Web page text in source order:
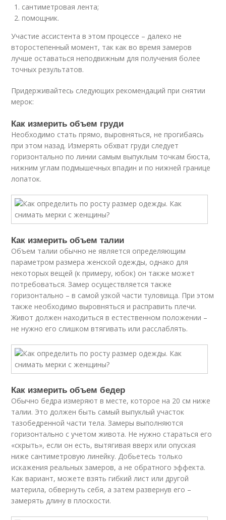
сантиметровая лента;
помощник.
Участие ассистента в этом процессе – далеко не
второстепенный момент, так как во время замеров
лучше оставаться неподвижным для получения более
точных результатов.
Придерживайтесь следующих рекомендаций при снятии
мерок:
Как измерить объем груди
Необходимо стать прямо, выровняться, не прогибаясь
при этом назад. Измерять обхват груди следует
горизонтально по линии самым выпуклым точкам бюста,
нижним углам подмышечных впадин и по нижней границе
лопаток.
Как измерить объем талии
Объем талии обычно не является определяющим
параметром размера женской одежды, однако для
некоторых вещей (к примеру, юбок) он также может
потребоваться. Замер осуществляется также
горизонтально – в самой узкой части туловища. При этом
также необходимо выровняться и расправить плечи.
Живот должен находиться в естественном положении –
не нужно его слишком втягивать или расслаблять.
Как измерить объем бедер
Обычно бедра измеряют в месте, которое на 20 см ниже
талии. Это должен быть самый выпуклый участок
тазобедренной части тела. Замеры выполняются
горизонтально с учетом живота. Не нужно стараться его
«скрыть», если он есть, вытягивая вверх или опуская
ниже сантиметровую линейку. Добьетесь только
искажения реальных замеров, а не обратного эффекта.
Как вариант, можете взять гибкий лист или другой
материла, обвернуть себя, а затем развернув его –
замерять длину в плоскости.